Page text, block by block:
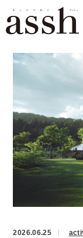
2026.06.25